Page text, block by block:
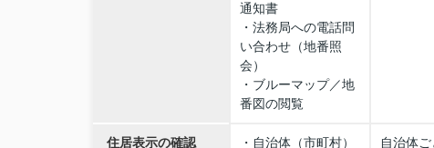
通知書
・法務局への電話問
い合わせ（地番照
会）
・ブルーマップ／地
番図の閲覧
住居表示の確認 ・自治体（市町村） 自治体